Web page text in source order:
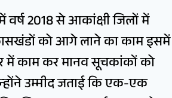
2018 से आकांक्षी जिलों में
को आगे लाने का काम इसमें
में काम कर मानव सूचकांकों को
उम्मीद जताई कि एक-एक